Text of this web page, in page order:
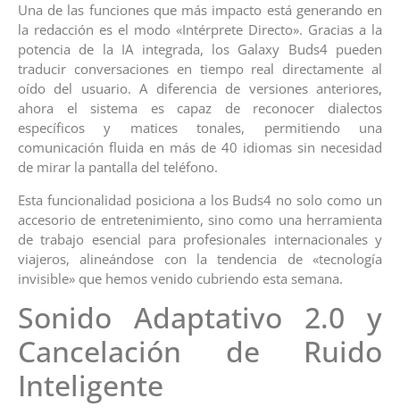
Una de las funciones que más impacto está generando en
la redacción es el modo «Intérprete Directo». Gracias a la
potencia de la IA integrada, los Galaxy Buds4 pueden
traducir conversaciones en tiempo real directamente al
oído del usuario. A diferencia de versiones anteriores,
ahora el sistema es capaz de reconocer dialectos
específicos y matices tonales, permitiendo una
comunicación fluida en más de 40 idiomas sin necesidad
de mirar la pantalla del teléfono.
Esta funcionalidad posiciona a los Buds4 no solo como un
accesorio de entretenimiento, sino como una herramienta
de trabajo esencial para profesionales internacionales y
viajeros, alineándose con la tendencia de «tecnología
invisible» que hemos venido cubriendo esta semana.
Sonido Adaptativo 2.0 y
Cancelación de Ruido
Inteligente